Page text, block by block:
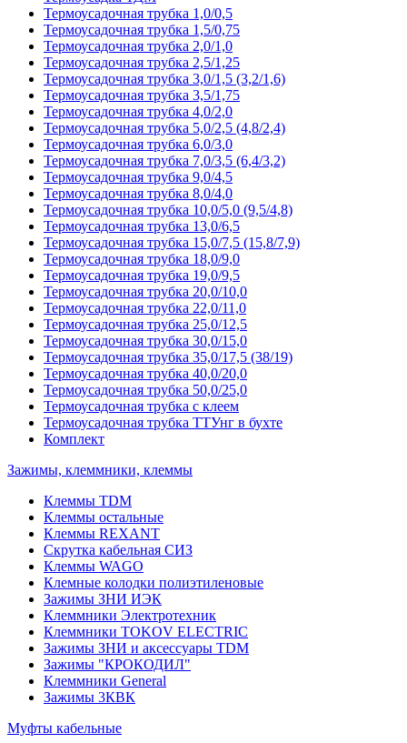
Термоусадочная трубка 1,0/0,5
Термоусадочная трубка 1,5/0,75
Термоусадочная трубка 2,0/1,0
Термоусадочная трубка 2,5/1,25
Термоусадочная трубка 3,0/1,5 (3,2/1,6)
Термоусадочная трубка 3,5/1,75
Термоусадочная трубка 4,0/2,0
Термоусадочная трубка 5,0/2,5 (4,8/2,4)
Термоусадочная трубка 6,0/3,0
Термоусадочная трубка 7,0/3,5 (6,4/3,2)
Термоусадочная трубка 9,0/4,5
Термоусадочная трубка 8,0/4,0
Термоусадочная трубка 10,0/5,0 (9,5/4,8)
Термоусадочная трубка 13,0/6,5
Термоусадочная трубка 15,0/7,5 (15,8/7,9)
Термоусадочная трубка 18,0/9,0
Термоусадочная трубка 19,0/9,5
Термоусадочная трубка 20,0/10,0
Термоусадочная трубка 22,0/11,0
Термоусадочная трубка 25,0/12,5
Термоусадочная трубка 30,0/15,0
Термоусадочная трубка 35,0/17,5 (38/19)
Термоусадочная трубка 40,0/20,0
Термоусадочная трубка 50,0/25,0
Термоусадочная трубка с клеем
Термоусадочная трубка ТТУнг в бухте
Комплект
Зажимы, клеммники, клеммы
Клеммы TDM
Клеммы остальные
Клеммы REXANT
Скрутка кабельная СИЗ
Клеммы WAGO
Клемные колодки полиэтиленовые
Зажимы ЗНИ ИЭК
Клеммники Электротехник
Клеммники TOKOV ELECTRIC
Зажимы ЗНИ и аксессуары TDM
Зажимы "КРОКОДИЛ"
Клеммники General
Зажимы 3КВК
Муфты кабельные